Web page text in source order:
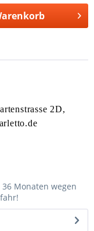
2D,
Monaten wegen